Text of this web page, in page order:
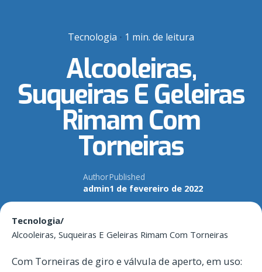
Tecnologia 1 min. de leitura
Alcooleiras,
Suqueiras E Geleiras
Rimam Com
Torneiras
Author
admin
Published
1 de fevereiro de 2022
Tecnologia/
Alcooleiras, Suqueiras E Geleiras Rimam Com Torneiras
Com Torneiras de giro e válvula de aperto, em uso: